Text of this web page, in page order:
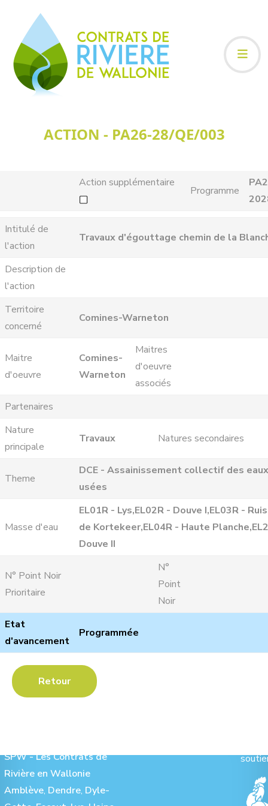
ACTION - PA26-28/QE/003
Action supplémentaire
Programme
Intitulé de
l'action
Travaux d'égouttage chemin de la
Description de
l'action
Territoire
concerné
Comines-Warneton
Maitre
d'oeuvre
Comines-
Warneton
Maitres
d'oeuvre
associés
Partenaires
Nature
principale
Travaux Natures secondaires
Theme
DCE - Assainissement collectif des eaux
usées
Masse d'eau
EL01R - Lys,EL02R - Douve I,EL03R -
de Kortekeer,EL04R - Haute
Douve II
N° Point Noir
Prioritaire
N°
Point
Noir
Etat
d'avancement
Programmée
Retour
SPW - Les Contrats de
Rivière en Wallonie
Amblève, Dendre, Dyle-